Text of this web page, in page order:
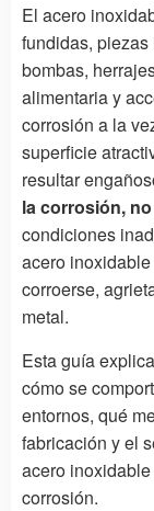
El acero
fundidas,
bombas,
alimentaria y
corrosión a la
superficie
resultar
la corrosión,
condiciones
acero
corroerse,
metal.
Esta guía
cómo se
entornos, qué
fabricación y el
acero
corrosión.